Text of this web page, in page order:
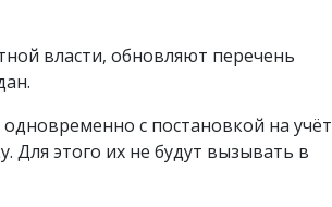
власти, обновляют перечень
с постановкой на учёт
Для этого их не будут вызывать в